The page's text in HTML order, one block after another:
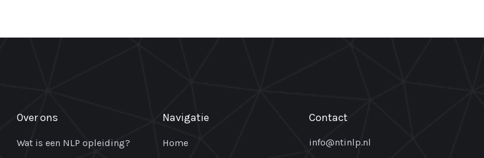
Over ons
Wat is een NLP opleiding?
Navigatie
Home
Contact
info@ntinlp.nl